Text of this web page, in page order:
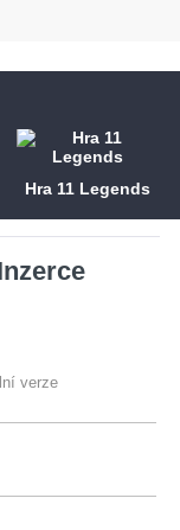
Hra 11 Legends
verze